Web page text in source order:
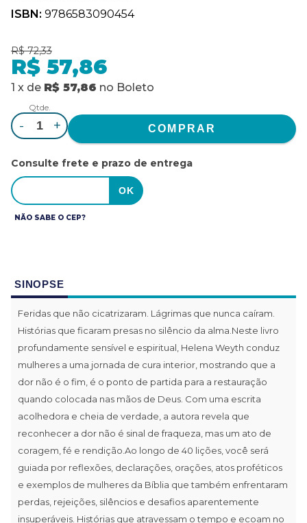
ISBN: 9786583090454
R$ 72,33
R$ 57,86
1 x de R$ 57,86 no Boleto
Qtde.
- +
Consulte frete e prazo de entrega
NÃO SABE O CEP?
SINOPSE
Feridas que não cicatrizaram. Lágrimas que nunca caíram.
Histórias que ficaram presas no silêncio da alma.Neste livro
profundamente sensível e espiritual, Helena Weyth conduz
mulheres a uma jornada de cura interior, mostrando que a
dor não é o fim, é o ponto de partida para a restauração
quando colocada nas mãos de Deus. Com uma escrita
acolhedora e cheia de verdade, a autora revela que
reconhecer a dor não é sinal de fraqueza, mas um ato de
coragem, fé e rendição.Ao longo de 40 lições, você será
guiada por reflexões, declarações, orações, atos proféticos
e exemplos de mulheres da Bíblia que também enfrentaram
perdas, rejeições, silêncios e desafios aparentemente
insuperáveis. Histórias que atravessam o tempo e ecoam no